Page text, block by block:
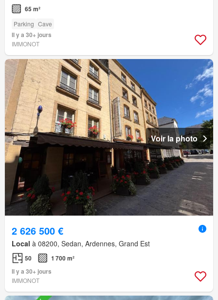
65 m²
Parking Cave
Il y a 30+ jours
IMMONOT
Voir la photo
2 626 500 €
Local à 08200, Sedan, Ardennes, Grand Est
50
1 700 m²
Il y a 30+ jours
IMMONOT